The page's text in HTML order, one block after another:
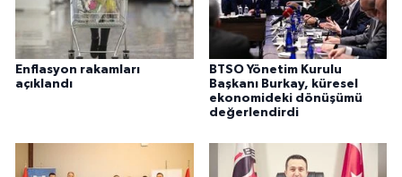
Enflasyon rakamları
açıklandı
BTSO Yönetim Kurulu
Başkanı Burkay, küresel
ekonomideki dönüşümü
değerlendirdi